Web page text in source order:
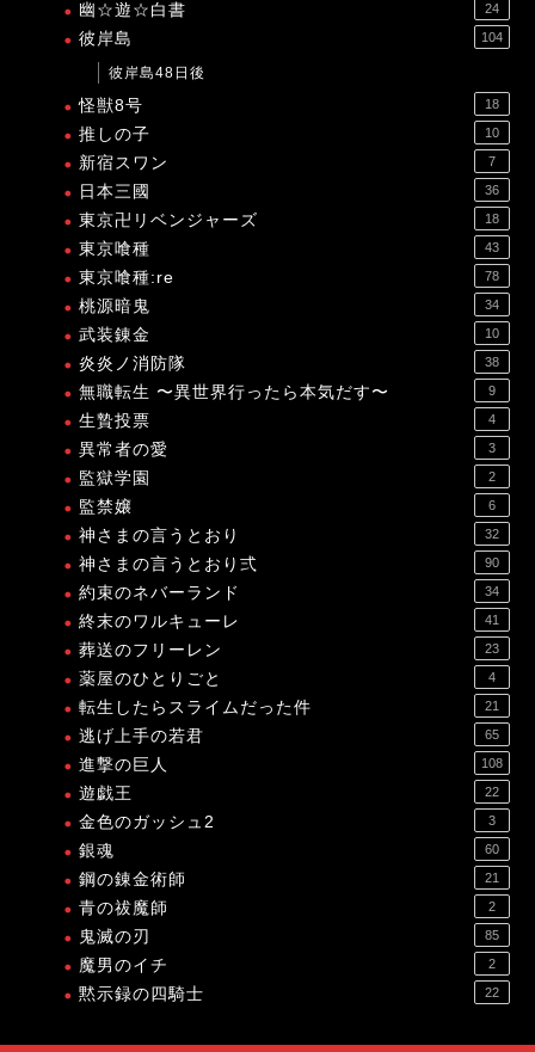
幽☆遊☆白書 24
彼岸島 104
彼岸島48日後
怪獣8号 18
推しの子 10
新宿スワン 7
日本三國 36
東京卍リベンジャーズ 18
東京喰種 43
東京喰種:re 78
桃源暗鬼 34
武装錬金 10
炎炎ノ消防隊 38
無職転生 〜異世界行ったら本気だす〜 9
生贄投票 4
異常者の愛 3
監獄学園 2
監禁嬢 6
神さまの言うとおり 32
神さまの言うとおり弍 90
約束のネバーランド 34
終末のワルキューレ 41
葬送のフリーレン 23
薬屋のひとりごと 4
転生したらスライムだった件 21
逃げ上手の若君 65
進撃の巨人 108
遊戯王 22
金色のガッシュ2 3
銀魂 60
鋼の錬金術師 21
青の祓魔師 2
鬼滅の刃 85
魔男のイチ 2
黙示録の四騎士 22